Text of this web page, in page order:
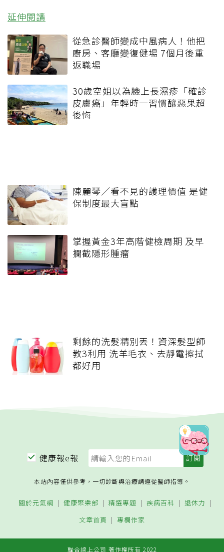
延伸閱讀
從急診醫師變成中風病人！他把
廚房、客廳變復健場 7個月後重
返職場
30歲空姐以為臉上長濕疹「確診
皮膚癌」年輕時一習慣釀惡果超
後悔
陳麗琴／看不見的護理價值 是健
保制度最大盲點
掌握黃金3年高階健檢周期 及早
攔截隱形腫瘤
剩餘的洗髮精別丟！資深髮型師
教3利用 洗羊毛衣、去靜電擦拭
都好用
健康報e報
本站內容僅供參考，一切診斷與治療請遵從醫師指導。
關於元氣網 健康聚樂部 精選專題 疾病百科
退休力
文章首頁
專欄作家
聯合線上公司 著作權所有 2022